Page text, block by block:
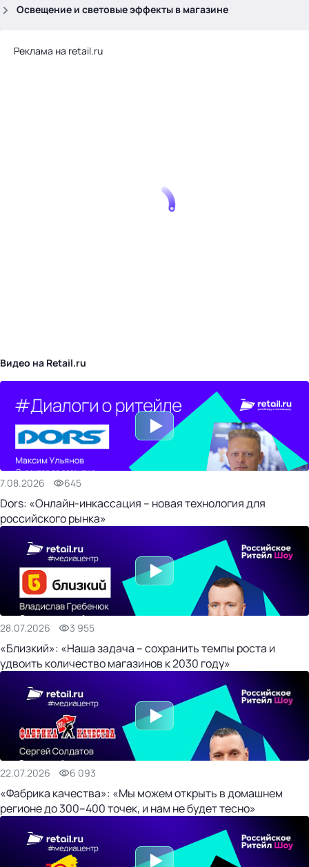
Освещение и световые эффекты в магазине
Реклама на retail.ru
Видео на Retail.ru
7.08.2026 645
Dors: «Онлайн-инкассация – новая технология для
российского рынка»
28.07.2026 3 955
«Близкий»: «Наша задача – сохранить темпы роста и
удвоить количество магазинов к 2030 году»
22.07.2026 6 093
«Фабрика качества»: «Мы можем открыть в домашнем
регионе до 300–400 точек, и нам не будет тесно»